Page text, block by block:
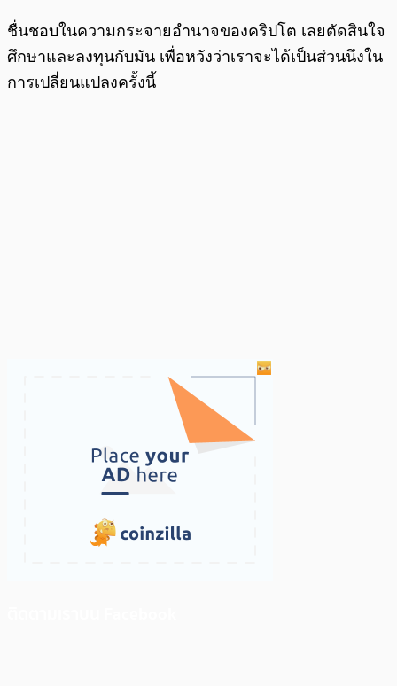
ชื่นชอบในความกระจายอำนาจของคริปโต เลยตัดสินใจ
ศึกษาและลงทุนกับมัน เพื่อหวังว่าเราจะได้เป็นส่วนนึงใน
การเปลี่ยนแปลงครั้งนี้